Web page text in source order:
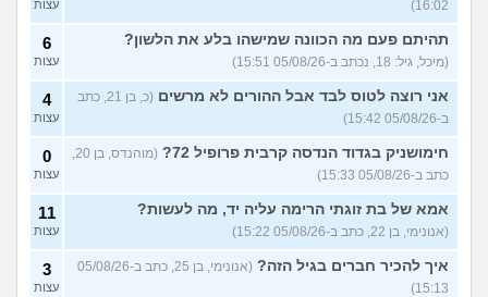
איך להתמודד עם זה?
(אישה, בת 20)
עצות
איפה לגור? מחפשים קהילה
וחקלאות
(דנה, בת 40)
2
המדרגות בבניין לשלהם, מה
לעשות?
(אנונימי, בן 34)
7
עצות
שכנה שהפכה למטרד מה
10
השותפה בחדר לומדת עם
שותפה אחרת מהדירה כל הזמן
בחדר (דבורה, בת 23)
2
16:02)
עצות
תהיתם פעם מה הכוונה שמישהו בלע את הלשון?
(מיכל, גיל: 18, נכתב ב-05/08/26 15:51)
6
עצות
אני רוצה לטוס לבד אבל ההורים לא מרשים
(כ, בן 21, כתב
ב-05/08/26 15:42)
4
עצות
חימושניק בגדוד הנדסה קרבית פרופיל 72?
(מוהנדס, בן 20,
כתב ב-05/08/26 15:33)
0
עצות
אמא של בת זוגתי הרימה עליה יד, מה לעשות?
(אנונימי, בן 22, כתב ב-05/08/26 15:22)
11
עצות
איך להכיר חברים בגיל הזה?
(אנונימי, בן 25, כתב ב-05/08/26
15:13)
3
עצות